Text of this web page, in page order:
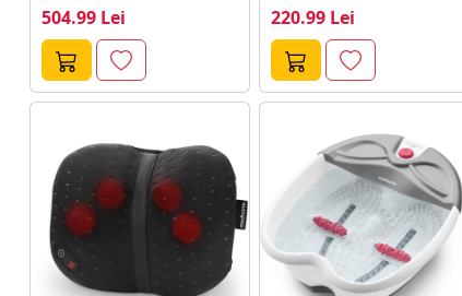
504.99 Lei 220.99 Lei